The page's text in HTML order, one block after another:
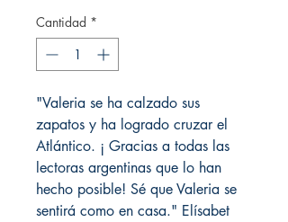
Cantidad *
"Valeria se ha calzado sus
zapatos y ha logrado cruzar el
Atlántico. ¡ Gracias a todas las
lectoras argentinas que lo han
hecho posible! Sé que Valeria se
sentirá como en casa." Elísabet